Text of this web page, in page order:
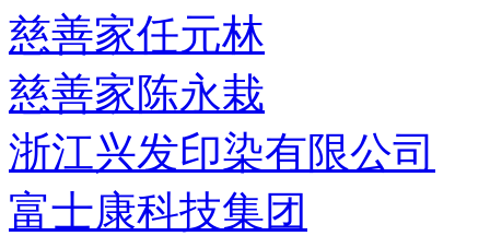
慈善家任元林
慈善家陈永栽
浙江兴发印染有限公司
富士康科技集团